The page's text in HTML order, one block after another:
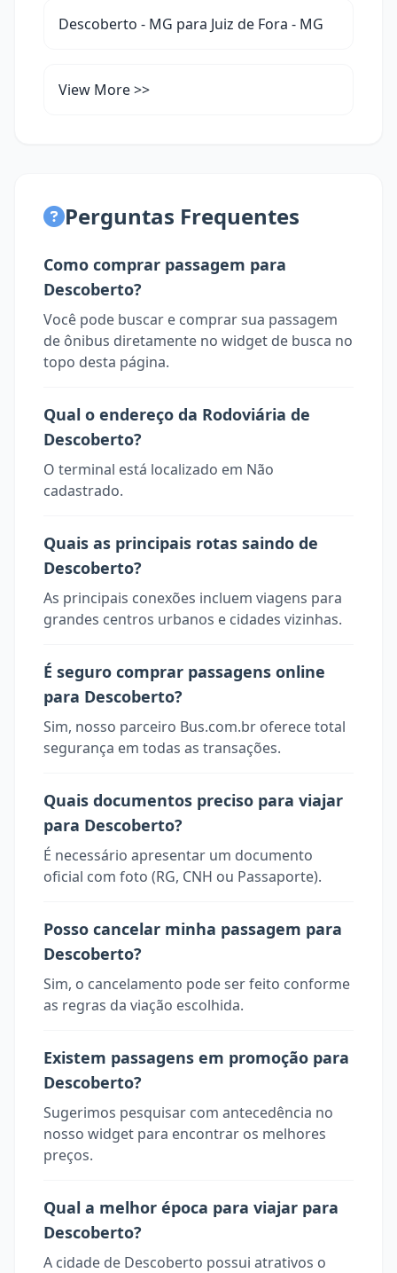
Descoberto - MG para Juiz de Fora - MG
View More >>
Perguntas Frequentes
Como comprar passagem para
Descoberto?
Você pode buscar e comprar sua passagem
de ônibus diretamente no widget de busca no
topo desta página.
Qual o endereço da Rodoviária de
Descoberto?
O terminal está localizado em Não
cadastrado.
Quais as principais rotas saindo de
Descoberto?
As principais conexões incluem viagens para
grandes centros urbanos e cidades vizinhas.
É seguro comprar passagens online
para Descoberto?
Sim, nosso parceiro Bus.com.br oferece total
segurança em todas as transações.
Quais documentos preciso para viajar
para Descoberto?
É necessário apresentar um documento
oficial com foto (RG, CNH ou Passaporte).
Posso cancelar minha passagem para
Descoberto?
Sim, o cancelamento pode ser feito conforme
as regras da viação escolhida.
Existem passagens em promoção para
Descoberto?
Sugerimos pesquisar com antecedência no
nosso widget para encontrar os melhores
preços.
Qual a melhor época para viajar para
Descoberto?
A cidade de Descoberto possui atrativos o